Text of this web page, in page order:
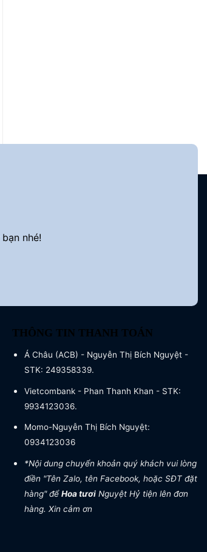
bạn nhé!
THÔNG TIN THANH TOÁN
Á Châu (ACB) - Nguyễn Thị Bích Nguyệt -
STK: 249358339.
Vietcombank - Phan Thanh Khan - STK:
9934123036.
Momo-Nguyễn Thị Bích Nguyệt:
0934123036
*Nội dung chuyển khoản quý khách vui lòng
điền "Tên Zalo, tên Facebook, hoặc SĐT đặt
hàng" đểHoa tươi Nguyệt Hỷ tiện lên đơn
hàng. Xin cảm ơn